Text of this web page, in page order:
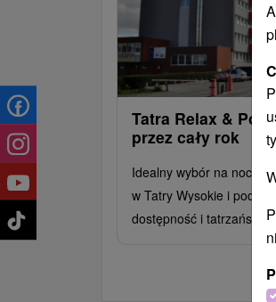
Tatra Relax &
przez cały rok
Idealny wybór na
w Tatry Wysokie i
dostępność i tatrzański